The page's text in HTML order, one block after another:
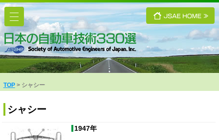
TOP シャシー
シャシー
1947年